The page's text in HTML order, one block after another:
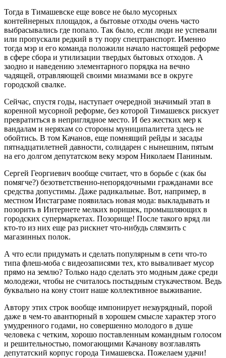
Тогда в Тимашевске еще вовсе не было мусорных
контейнерных площадок, а бытовые отходы очень часто
выбрасывались где попало. Так было, если люди не успевали
или пропускали редкий в ту пору спецтранспорт. Именно
тогда мэр и его команда положили начало настоящей реформе
в сфере сбора и утилизации твердых бытовых отходов. А
заодно и наведению элементарного порядка на вечно
чадящей, отравляющей своими миазмами все в округе
городской свалке.
Сейчас, спустя годы, наступает очередной значимый этап в
коренной мусорной реформе, без которой Тимашевск рискует
превратиться в неприглядное место. И без жестких мер к
вандалам и неряхам со стороны муниципалитета здесь не
обойтись. В том Качанов, еще помнящий рейды и засады
пятнадцатилетней давности, солидарен с нынешним, пятым
на его долгом депутатском веку мэром Николаем Паниным.
Сергей Георгиевич вообще считает, что в борьбе с (как бы
помягче?) безответственно-непорядочными гражданами все
средства допустимы. Даже радикальные. Вот, например, в
местном Инстаграме появилась новая мода: выкладывать и
позорить в Интернете мелких воришек, промышляющих в
городских супермаркетах. Позорище! После такого вряд ли
кто-то из них еще раз рискнет что-нибудь слямзить с
магазинных полок.
А что если придумать и сделать популярным в сети что-то
типа флеш-моба с видеозаписями тех, кто вываливает мусор
прямо на землю? Только надо сделать это модным даже среди
молодежи, чтобы не считалось постыдным стукачеством. Ведь
буквально на кону стоит наше коллективное выживание.
Автору этих строк вообще импонирует незаурядный, порой
даже в чем-то авантюрный в хорошем смысле характер этого
умудренного годами, но совершенно молодого в душе
человека с четким, хорошо поставленным командным голосом
и решительностью, помогающими Качанову возглавлять
депутатский корпус города Тимашевска. Пожелаем удачи!